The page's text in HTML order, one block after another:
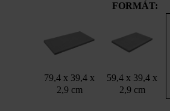
FORMÁT:
79,4 x 39,4 x
2,9 cm
59,4 x 39,4 x
2,9 cm